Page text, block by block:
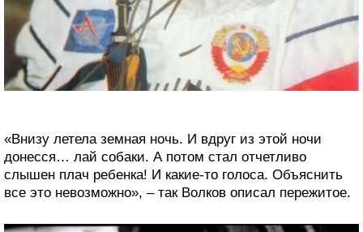
«Внизу летела земная ночь. И вдруг из этой ночи
донесся… лай собаки. А потом стал отчетливо
слышен плач ребенка! И какие-то голоса. Объяснить
все это невозможно», – так Волков описал пережитое.